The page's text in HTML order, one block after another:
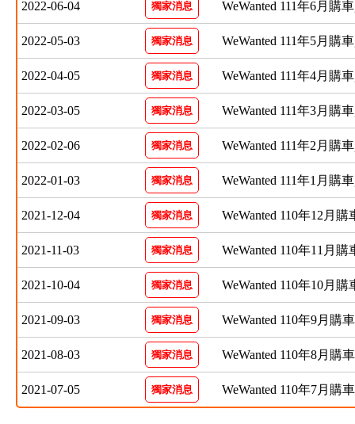
2022-06-04 獨家消息 WeWanted 111年6月購
2022-05-03 獨家消息 WeWanted 111年5月購
2022-04-05 獨家消息 WeWanted 111年4月購
2022-03-05 獨家消息 WeWanted 111年3月購
2022-02-06 獨家消息 WeWanted 111年2月購
2022-01-03 獨家消息 WeWanted 111年1月購
2021-12-04 獨家消息 WeWanted 110年12月購
2021-11-03 獨家消息 WeWanted 110年11月購
2021-10-04 獨家消息 WeWanted 110年10月購
2021-09-03 獨家消息 WeWanted 110年9月購
2021-08-03 獨家消息 WeWanted 110年8月購
2021-07-05 獨家消息 WeWanted 110年7月購